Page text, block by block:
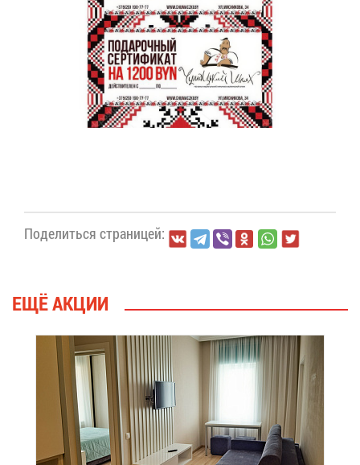
По­де­лить­ся стра­ни­цей:
ЕЩЁ АК­ЦИИ